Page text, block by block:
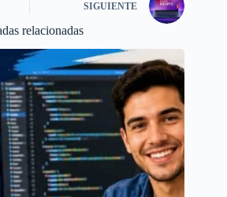
SIGUIENTE
relacionadas